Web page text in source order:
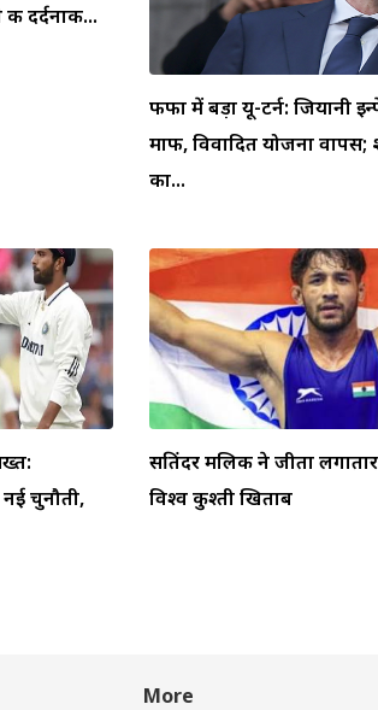
दर्दनाक...
फीफा में बड़ा यू-टर्न: जियानी
माफी, विवादित योजना वापस;
का...
चुनौती,
सतिंदर मलिक ने जीता
विश्व कुश्ती खिताब
More